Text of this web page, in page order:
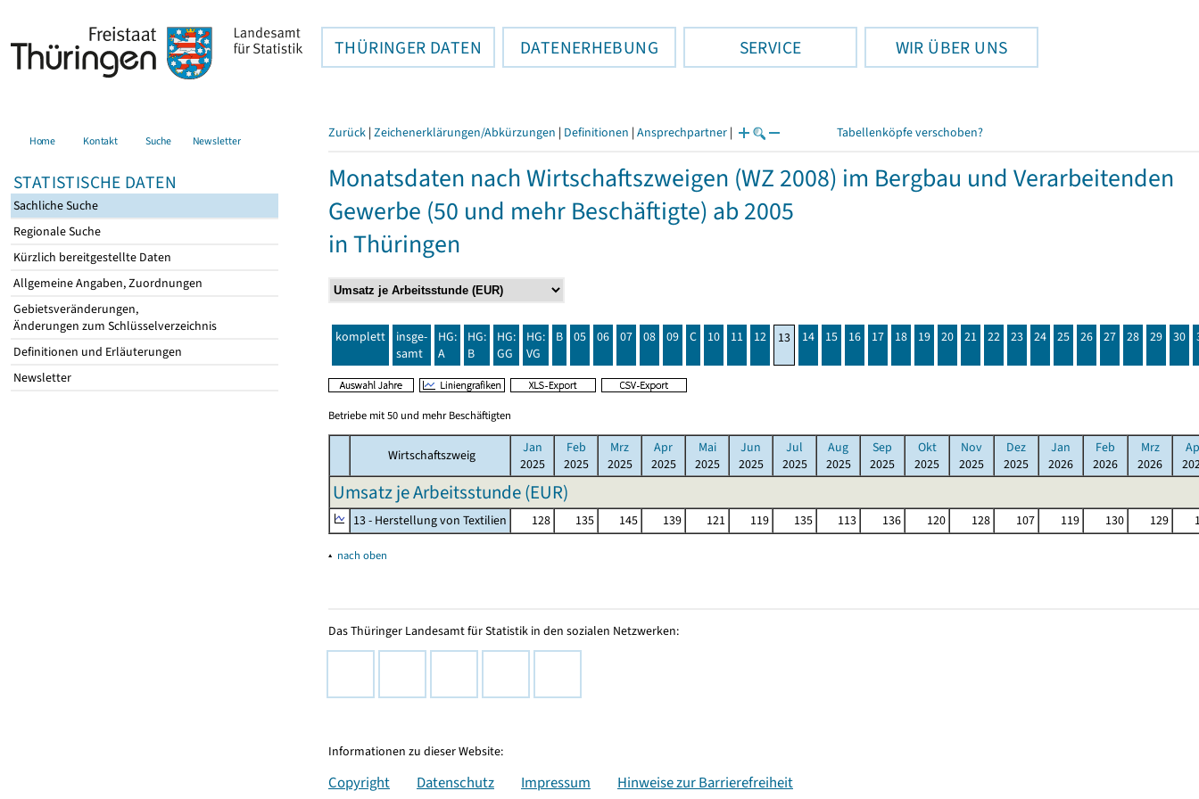
THÜRINGER DATEN DATENERHEBUNG SERVICE WIR ÜBER UNS
Home Kontakt Suche Newsletter
STATISTISCHE DATEN
Sachliche Suche
Regionale Suche
Kürzlich bereitgestellte Daten
Allgemeine Angaben, Zuordnungen
Gebietsveränderungen,
Änderungen zum Schlüsselverzeichnis
Definitionen und Erläuterungen
Newsletter
Zurück | Zeichenerklärungen/Abkürzungen | Definitionen | Ansprechpartner | Tabellenköpfe verschoben?
Monatsdaten nach Wirtschaftszweigen (WZ 2008) im Bergbau und Verarbeitenden
Gewerbe (50 und mehr Beschäftigte) ab 2005
in Thüringen
komplett
insge-
samt
HG:
A
HG:
B
HG:
GG
HG:
VG
B 05 06 07 08 09 C 10 11 12 13 14 15 16 17 18 19 20 21 22 23 24 25 26 27 28 29 30
Betriebe mit 50 und mehr Beschäftigten
Wirtschaftszweig
Jan
2025
Feb
2025
Mrz
2025
Apr
2025
Mai
2025
Jun
2025
Jul
2025
Aug
2025
Sep
2025
Okt
2025
Nov
2025
Dez
2025
Jan
2026
Feb
2026
Mrz
2026
Umsatz je Arbeitsstunde (EUR)
13 - Herstellung von Textilien 128 135 145 139 121 119 135 113 136 120 128 107 119 130 129
▴ nach oben
Das Thüringer Landesamt für Statistik in den sozialen Netzwerken:
Informationen zu dieser Website:
Copyright Datenschutz Impressum Hinweise zur Barrierefreiheit